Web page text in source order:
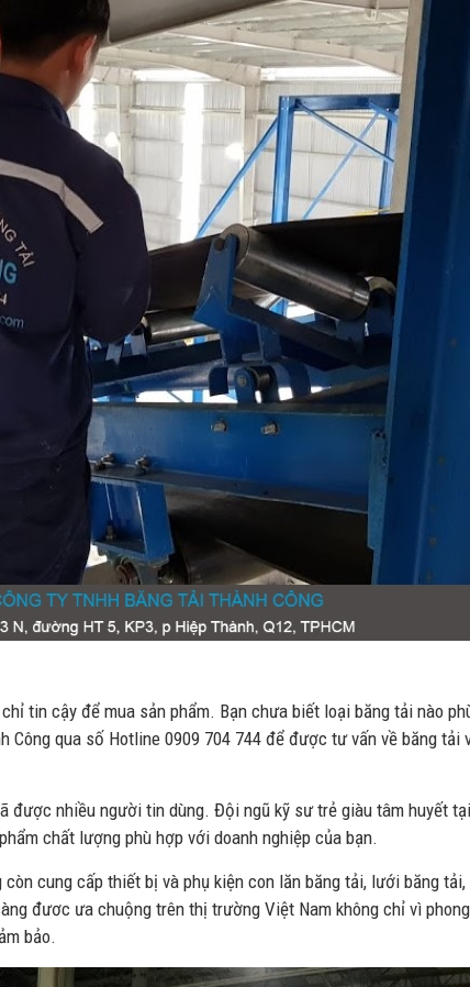
tin cậy để mua sản phẩm. Bạn chưa biết loại băng tải nào
Công qua số Hotline 0909 704 744 để được tư vấn về băng tải
được nhiều người tin dùng. Đội ngũ kỹ sư trẻ giàu tâm huyết tại
chất lượng phù hợp với doanh nghiệp của bạn.
cung cấp thiết bị và phụ kiện con lăn băng tải, lưới băng tải,
đươc ưa chuộng trên thị trường Việt Nam không chỉ vì phong
bảo.